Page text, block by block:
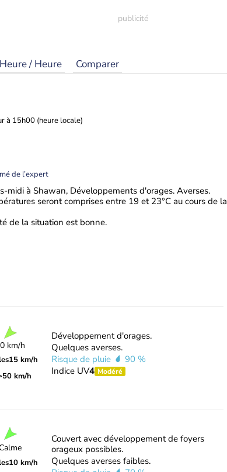
Heure / Heure Comparer
à 15h00 (heure locale)
de l’expert
midi à Shawan, Développements d'orages. Averses.
seront comprises entre 19 et 23°C au cours de la
de la situation est bonne.
km/h
15 km/h
km/h
Développement d'orages.
Quelques averses.
Risque de pluie
90 %
Indice UV4 Modéré
10 km/h
Couvert avec développement de foyers
orageux possibles.
Quelques averses faibles.